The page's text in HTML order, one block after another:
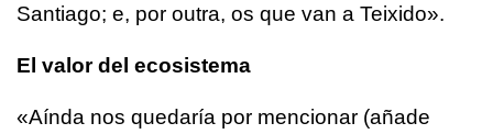
Santiago; e, por outra, os que van a Teixido».
El valor del ecosistema
«Aínda nos quedaría por mencionar (añade